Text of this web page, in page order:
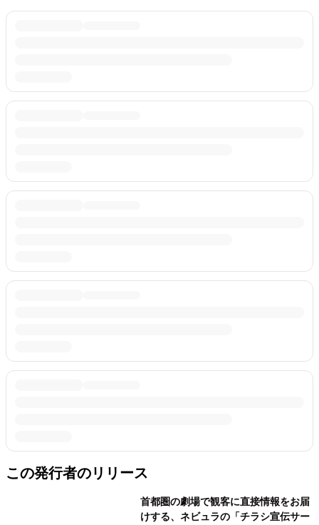
この発行者のリリース
首都圏の劇場で観客に直接情報をお届
けする、ネビュラの「チラシ宣伝サー